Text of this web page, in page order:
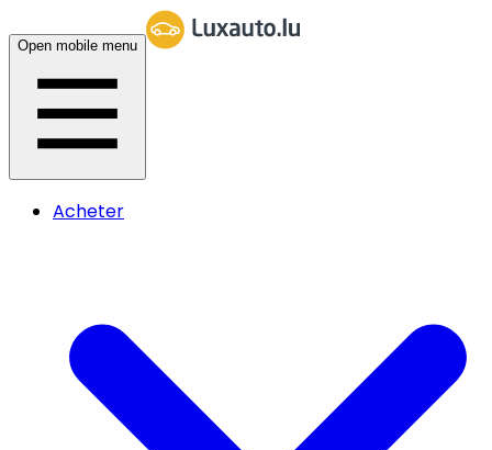
Open mobile menu
Acheter